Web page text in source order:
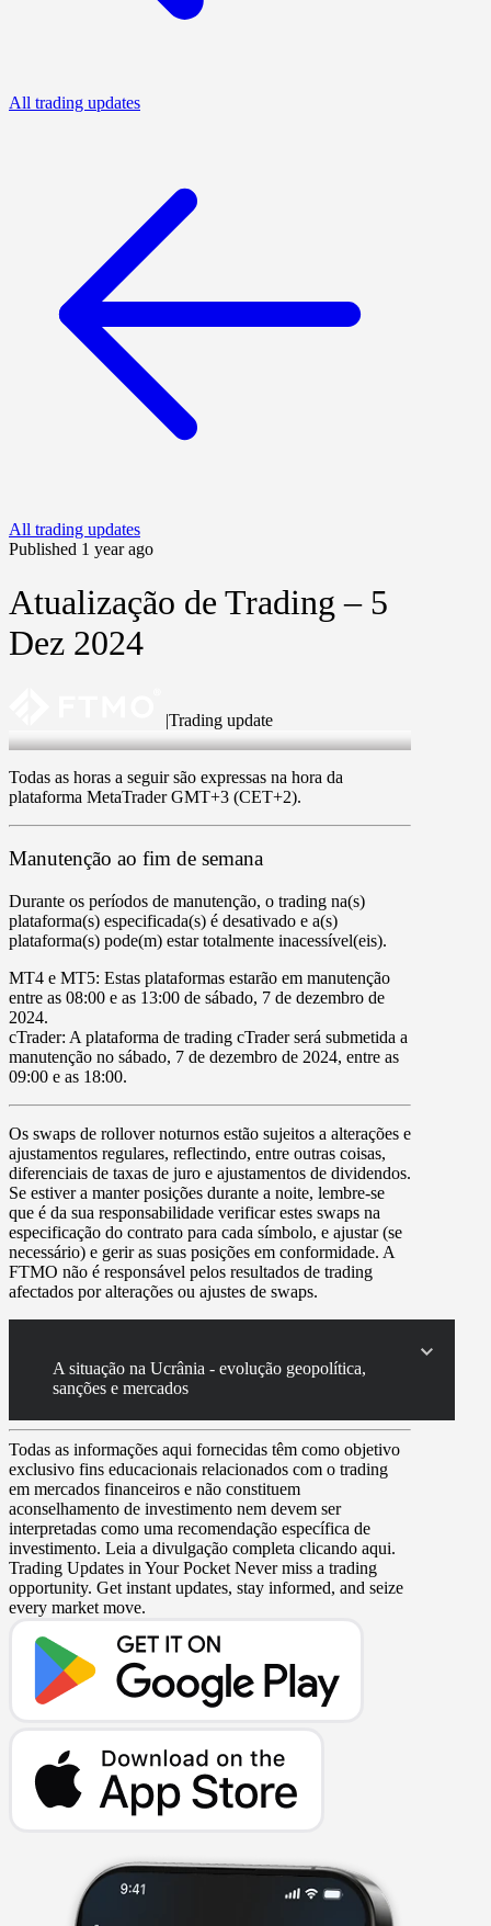
All trading updates
All trading updates
Published 1 year ago
Atualização de Trading – 5
Dez 2024
|Trading update
5 Dec 2024
Todas as horas a seguir são expressas na hora da
plataforma MetaTrader GMT+3 (CET+2).
Manutenção ao fim de semana
Durante os períodos de manutenção, o trading na(s)
plataforma(s) especificada(s) é desativado e a(s)
plataforma(s) pode(m) estar totalmente inacessível(eis).
MT4 e MT5: Estas plataformas estarão em manutenção
entre as 08:00 e as 13:00 de sábado, 7 de dezembro de
2024.
cTrader: A plataforma de trading cTrader será submetida a
manutenção no sábado, 7 de dezembro de 2024, entre as
09:00 e as 18:00.
Os swaps de rollover noturnos estão sujeitos a alterações e
ajustamentos regulares, reflectindo, entre outras coisas,
diferenciais de taxas de juro e ajustamentos de dividendos.
Se estiver a manter posições durante a noite, lembre-se
que é da sua responsabilidade verificar estes swaps na
especificação do contrato para cada símbolo, e ajustar (se
necessário) e gerir as suas posições em conformidade. A
FTMO não é responsável pelos resultados de trading
afectados por alterações ou ajustes de swaps.
A situação na Ucrânia - evolução geopolítica,
sanções e mercados
Todas as informações aqui fornecidas têm como objetivo
exclusivo fins educacionais relacionados com o trading
em mercados financeiros e não constituem
aconselhamento de investimento nem devem ser
interpretadas como uma recomendação específica de
investimento. Leia a divulgação completa clicando aqui.
Trading Updates in Your Pocket Never miss a trading
opportunity. Get instant updates, stay informed, and seize
every market move.